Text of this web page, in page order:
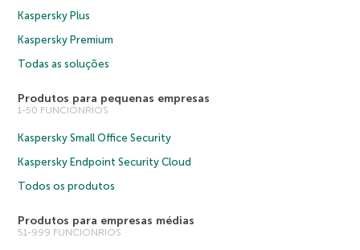
Kaspersky Plus
Kaspersky Premium
Todas as soluções
Produtos para pequenas empresas
1-50 FUNCIONRIOS
Kaspersky Small Office Security
Kaspersky Endpoint Security Cloud
Todos os produtos
Produtos para empresas médias
51-999 FUNCIONRIOS